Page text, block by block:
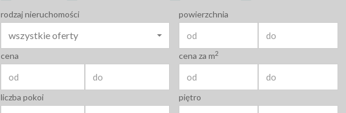
rodzaj nieruchomości
wszystkie oferty
powierzchnia
cena cena za m2
liczba pokoi piętro